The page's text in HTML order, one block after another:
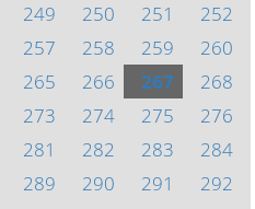
249 250 251
252
257 258 259
260
265 266 267
268
273 274 275
276
281 282 283
284
289 290 291
292